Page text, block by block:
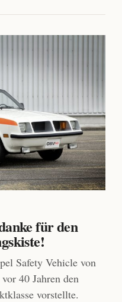
für den
Safety Vehicle von
40 Jahren den
vorstellte.